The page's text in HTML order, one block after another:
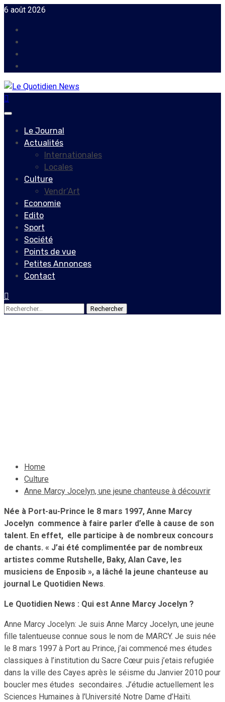
Skip
content
6 août 2026
Primary
Le Journal
Actualités
Internationales
Locales
Culture
Vendr’Art
Economie
Edito
Sport
Société
Points de vue
Petites Annonces
Contact
Rechercher :
Home
Culture
Anne Marcy Jocelyn, une jeune chanteuse à découvrir
Née à Port-au-Prince le 8 mars 1997, Anne Marcy
Jocelyn commence à faire parler d’elle à cause de son
talent. En effet, elle participe à de nombreux concours
de chants. « J’ai été complimentée par de nombreux
artistes comme Rutshelle, Baky, Alan Cave, les
musiciens de Enposib », a lâché la jeune chanteuse au
journal Le Quotidien News.
Le Quotidien News : Qui est Anne Marcy Jocelyn ?
Anne Marcy Jocelyn: Je suis Anne Marcy Jocelyn, une jeune
fille talentueuse connue sous le nom de MARCY. Je suis née
le 8 mars 1997 à Port au Prince, j’ai commencé mes études
classiques à l’institution du Sacre Cœur puis j’etais refugiée
dans la ville des Cayes après le séisme du Janvier 2010 pour
boucler mes études secondaires. J’étudie actuellement les
Sciences Humaines à l’Université Notre Dame d’Haïti.